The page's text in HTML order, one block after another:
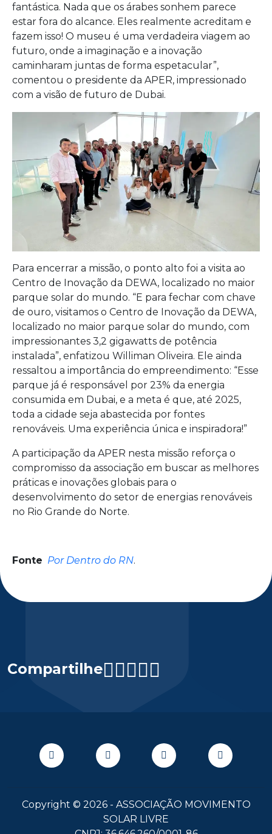
fantástica. Nada que os árabes sonhem parece
estar fora do alcance. Eles realmente acreditam e
fazem isso! O museu é uma verdadeira viagem ao
futuro, onde a imaginação e a inovação
caminharam juntas de forma espetacular”,
comentou o presidente da APER, impressionado
com a visão de futuro de Dubai.
Para encerrar a missão, o ponto alto foi a visita ao
Centro de Inovação da DEWA, localizado no maior
parque solar do mundo. “E para fechar com chave
de ouro, visitamos o Centro de Inovação da DEWA,
localizado no maior parque solar do mundo, com
impressionantes 3,2 gigawatts de potência
instalada”, enfatizou Williman Oliveira. Ele ainda
ressaltou a importância do empreendimento: “Esse
parque já é responsável por 23% da energia
consumida em Dubai, e a meta é que, até 2025,
toda a cidade seja abastecida por fontes
renováveis. Uma experiência única e inspiradora!”
A participação da APER nesta missão reforça o
compromisso da associação em buscar as melhores
práticas e inovações globais para o
desenvolvimento do setor de energias renováveis
no Rio Grande do Norte.
Fonte Por Dentro do RN.
Compartilhe
Copyright © 2026 - ASSOCIAÇÃO MOVIMENTO
SOLAR LIVRE